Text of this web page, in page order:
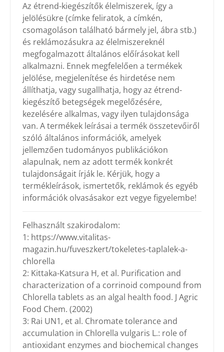
Az étrend-kiegészítők élelmiszerek, így a
jelölésükre (címke feliratok, a címkén,
csomagoláson található bármely jel, ábra stb.)
és reklámozásukra az élelmiszereknél
megfogalmazott általános előírásokat kell
alkalmazni. Ennek megfelelően a termékek
jelölése, megjelenítése és hirdetése nem
állíthatja, vagy sugallhatja, hogy az étrend-
kiegészítő betegségek megelőzésére,
kezelésére alkalmas, vagy ilyen tulajdonsága
van. A termékek leírásai a termék összetevőiről
szóló általános információk, amelyek
jellemzően tudományos publikációkon
alapulnak, nem az adott termék konkrét
tulajdonságait írják le. Kérjük, hogy a
termékleírások, ismertetők, reklámok és egyéb
információk olvasásakor ezt vegye figyelembe!
Felhasznált szakirodalom:
1: https://www.vitalitas-
magazin.hu/fuveszkert/tokeletes-taplalek-a-
chlorella
2: Kittaka-Katsura H, et al. Purification and
characterization of a corrinoid compound from
Chlorella tablets as an algal health food. J Agric
Food Chem. (2002)
3: Rai UN1, et al. Chromate tolerance and
accumulation in Chlorella vulgaris L.: role of
antioxidant enzymes and biochemical changes